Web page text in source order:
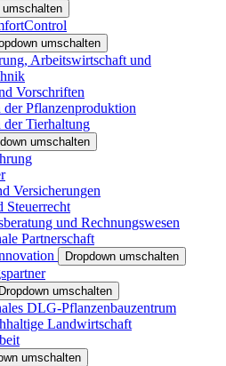
umschalten
umschalten
Arbeitswirtschaft und
Vorschriften
Pflanzenproduktion
Tierhaltung
umschalten
Versicherungen
Steuerrecht
und Rechnungswesen
Partnerschaft
Dropdown umschalten
Dropdown umschalten
DLG-Pflanzenbauzentrum
Landwirtschaft
umschalten